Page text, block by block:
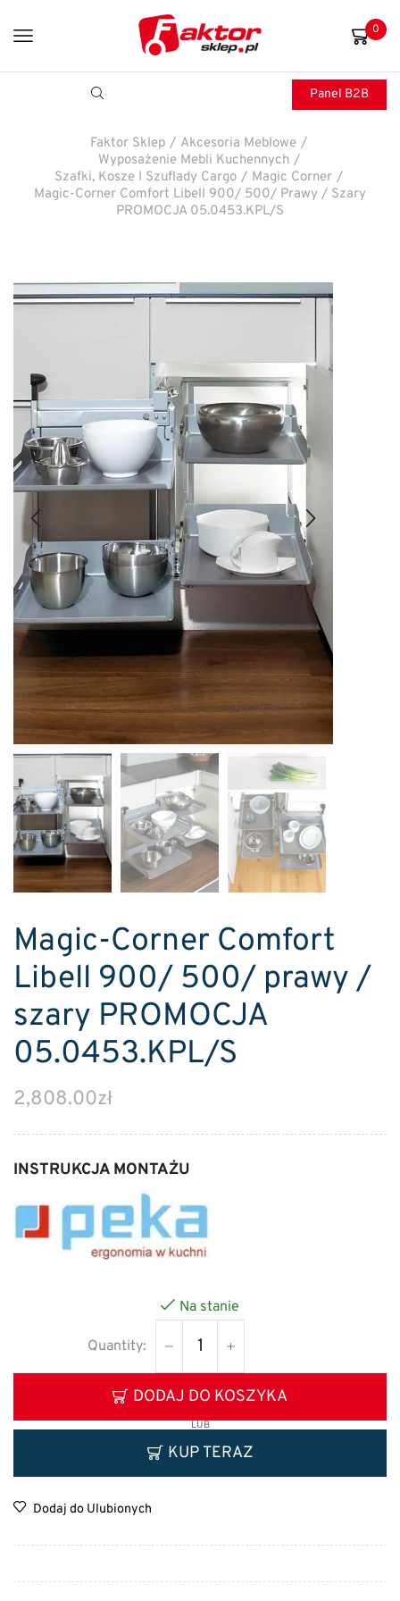
0
Panel B2B
Faktor Sklep / Akcesoria Meblowe /
Wyposażenie Mebli Kuchennych /
Szafki, Kosze I Szuflady Cargo / Magic Corner /
Magic-Corner Comfort Libell 900/ 500/ Prawy / Szary
PROMOCJA 05.0453.KPL/S
Magic-Corner Comfort
Libell 900/ 500/ prawy /
szary PROMOCJA
05.0453.KPL/S
2,808.00zł
INSTRUKCJA MONTAŻU
Na stanie
DODAJ DO KOSZYKA
LUB
KUP TERAZ
Dodaj do Ulubionych